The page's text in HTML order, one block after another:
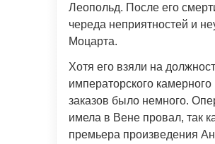
Леопольд. После его
череда неприятностей и
Моцарта.
Хотя его взяли на
императорского камерного
заказов было немного.
имела в Вене провал, так
премьера произведения